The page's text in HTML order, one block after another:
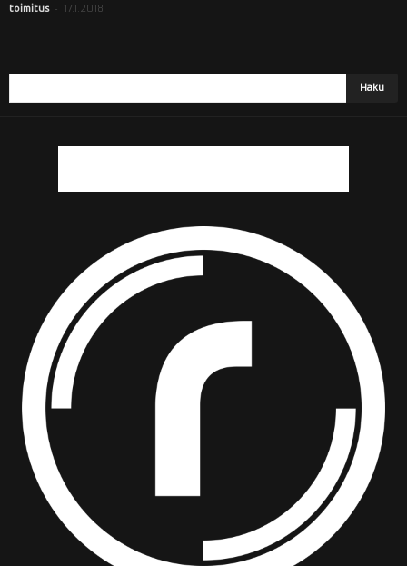
toimitus - 17.1.2018